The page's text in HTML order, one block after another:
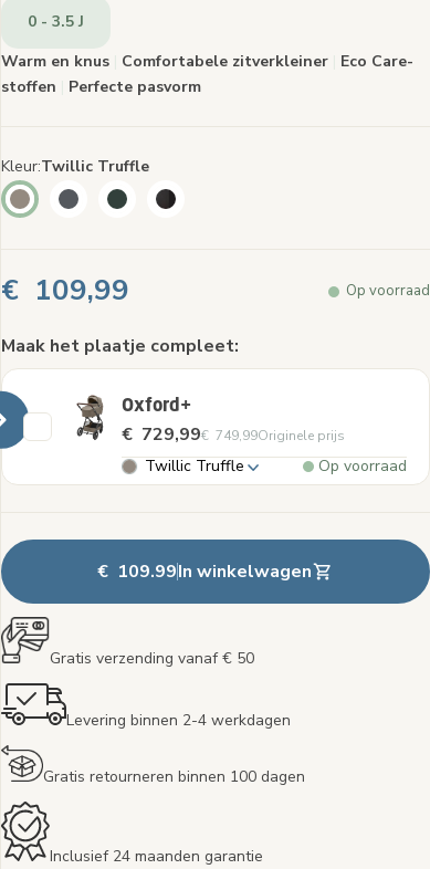
0 - 3.5 J
Warm en knus
Comfortabele zitverkleiner
Eco Care-
stoffen
Perfecte pasvorm
Kleur Twillic Truffle
€ 109,99 Op voorraad
Maak het plaatje compleet:
Oxford+
€ 729,99€ 749,99Originele prijs
Twillic Truffle Op voorraad
€ 109.99In winkelwagen
Gratis verzending vanaf € 50
Levering binnen 2-4 werkdagen
Gratis retourneren binnen 100 dagen
Inclusief 24 maanden garantie